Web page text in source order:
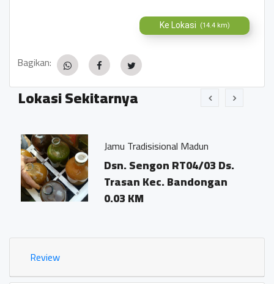
Ke Lokasi (14.4 km)
Bagikan:
Lokasi Sekitarnya
Jamu Tradisisional Madun
Dsn. Sengon RT04/03 Ds.
Trasan Kec. Bandongan
0.03 KM
Review